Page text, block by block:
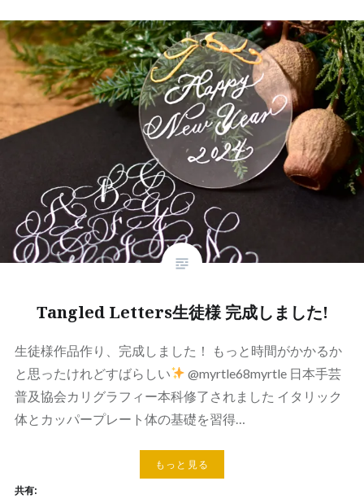
Tangled Letters生徒様 完成しました!
生徒様作品作り、完成しました！ もっと時間がかかるか
と思ったけれどすばらしい
@myrtle68myrtle 日本手芸
普及協会カリグラフィー本科修了されました イタリック
体とカッパープレート体の基礎を習得…
もっと見る
共有: